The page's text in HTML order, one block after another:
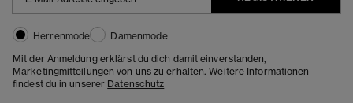
Herrenmode
Damenmode
Mit der Anmeldung erklärst du dich damit einverstanden,
Marketingmitteilungen von uns zu erhalten. Weitere Informationen
findest du in unserer Datenschutz